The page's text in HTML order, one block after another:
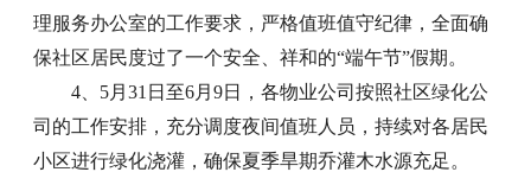
理服务办公室的工作要求，严格值班值守纪律，全面确
保社区居民度过了一个安全、祥和的“端午节”假期。
4、5月31日至6月9日，各物业公司按照社区绿化公
司的工作安排，充分调度夜间值班人员，持续对各居民
小区进行绿化浇灌，确保夏季旱期乔灌木水源充足。